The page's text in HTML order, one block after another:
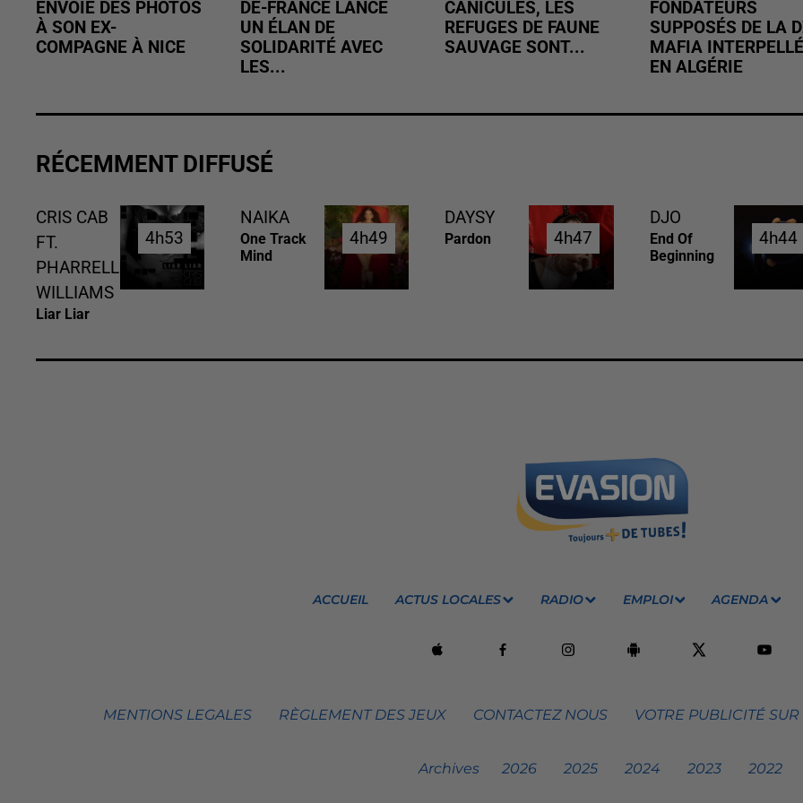
ENVOIE DES PHOTOS
À SON EX-
COMPAGNE À NICE
DE-FRANCE LANCE
UN ÉLAN DE
SOLIDARITÉ AVEC
LES...
CANICULES, LES
REFUGES DE FAUNE
SAUVAGE SONT...
FONDATEURS
SUPPOSÉS DE LA
MAFIA INTERPELLÉ
EN ALGÉRIE
RÉCEMMENT DIFFUSÉ
CRIS CAB
FT.
PHARRELL
WILLIAMS
Liar Liar
4h53
4h53
NAIKA
One Track
Mind
4h49
4h49
DAYSY
Pardon 4h47
4h47
DJO
End Of
Beginning
4h44
4h44
ACCUEIL ACTUS LOCALES RADIO EMPLOI AGENDA
MENTIONS LEGALES RÈGLEMENT DES JEUX CONTACTEZ NOUS VOTRE PUBLICITÉ
Archives 2026 2025 2024 2023 2022